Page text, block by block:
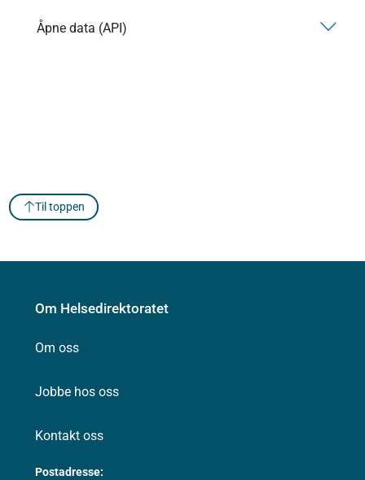
Åpne data (API)
Til toppen
Om Helsedirektoratet
Om oss
Jobbe hos oss
Kontakt oss
Postadresse: